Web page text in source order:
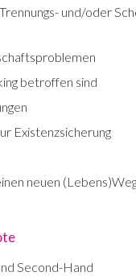
und/oder
betroffen sind
Existenzsicherung
neuen
Second-Hand